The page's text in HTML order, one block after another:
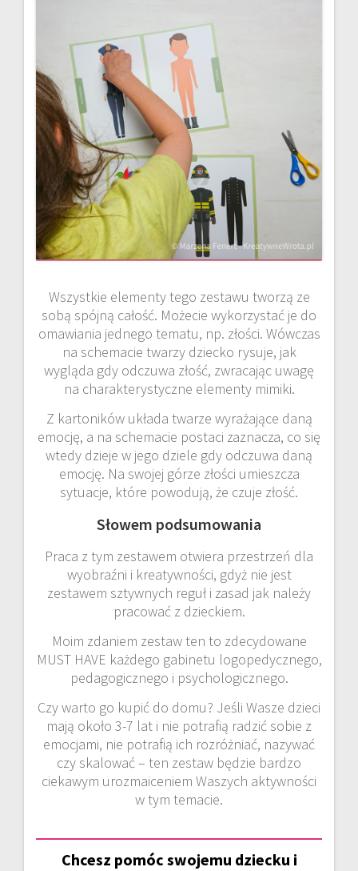
Wszystkie elementy tego zestawu tworzą ze
sobą spójną całość. Możecie wykorzystać je do
omawiania jednego tematu, np. złości. Wówczas
na schemacie twarzy dziecko rysuje, jak
wygląda gdy odczuwa złość, zwracając uwagę
na charakterystyczne elementy mimiki.
Z kartoników układa twarze wyrażające daną
emocję, a na schemacie postaci zaznacza, co się
wtedy dzieje w jego dziele gdy odczuwa daną
emocję. Na swojej górze złości umieszcza
sytuacje, które powodują, że czuje złość.
Słowem podsumowania
Praca z tym zestawem otwiera przestrzeń dla
wyobraźni i kreatywności, gdyż nie jest
zestawem sztywnych reguł i zasad jak należy
pracować z dzieckiem.
Moim zdaniem zestaw ten to zdecydowane
MUST HAVE każdego gabinetu logopedycznego,
pedagogicznego i psychologicznego.
Czy warto go kupić do domu? Jeśli Wasze dzieci
mają około 3-7 lat i nie potrafią radzić sobie z
emocjami, nie potrafią ich rozróżniać, nazywać
czy skalować – ten zestaw będzie bardzo
ciekawym urozmaiceniem Waszych aktywności
w tym temacie.
Chcesz pomóc swojemu dziecku i